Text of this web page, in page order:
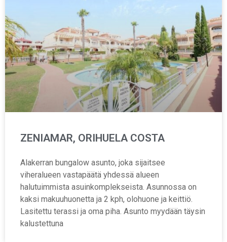
ZENIAMAR, ORIHUELA COSTA
Alakerran bungalow asunto, joka sijaitsee
viheralueen vastapäätä yhdessä alueen
halutuimmista asuinkomplekseista. Asunnossa on
kaksi makuuhuonetta ja 2 kph, olohuone ja keittiö.
Lasitettu terassi ja oma piha. Asunto myydään täysin
kalustettuna